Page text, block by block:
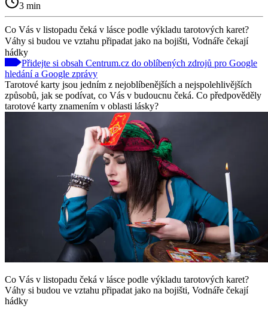
3 min
Co Vás v listopadu čeká v lásce podle výkladu tarotových karet?
Váhy si budou ve vztahu připadat jako na bojišti, Vodnáře čekají
hádky
Přidejte si obsah Centrum.cz do oblíbených zdrojů pro Google
hledání a Google zprávy
Tarotové karty jsou jedním z nejoblíbenějších a nejspolehlivějších
způsobů, jak se podívat, co Vás v budoucnu čeká. Co předpověděly
tarotové karty znamením v oblasti lásky?
Co Vás v listopadu čeká v lásce podle výkladu tarotových karet?
Váhy si budou ve vztahu připadat jako na bojišti, Vodnáře čekají
hádky